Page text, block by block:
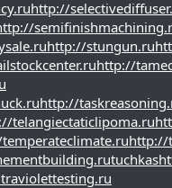
http://
http://stungun.ru
http://
http://
telangiectaticlipoma.ru
http://
tuchkas